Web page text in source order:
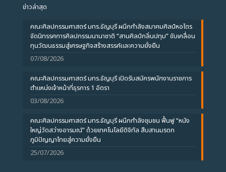
ข่าวล่าสุด
คณะศิลปกรรมศาสตร์ มทร.ธัญบุรี ผนึกกำลังสมาคมศิลป์หอไตร
จัดนิทรรศการศิลปกรรมนานาชาติ “สานศิลป์กลิ่นปทุม” ขับเคลื่อน
ทุนวัฒนธรรมสู่เศรษฐกิจสร้างสรรค์และความยั่งยืน
07/08/2026
คณะศิลปกรรมศาสตร์ มทร.ธัญบุรี เปิดรับสมัครพนักงานราชการ
ตำแหน่งเจ้าหน้าที่ธุรการ 1 อัตรา
03/08/2026
คณะศิลปกรรมศาสตร์ มทร.ธัญบุรี ผนึกกำลังชุมชน ฟื้นฟู “หนัง
ใหญ่วัดสว่างอารมณ์” ด้วยเทคโนโลยีดิจิทัล สืบสานมรดก
ภูมิปัญญาไทยสู่ความยั่งยืน
25/07/2026